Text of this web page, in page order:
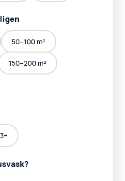
50–100 m²
150–200 m²
3+